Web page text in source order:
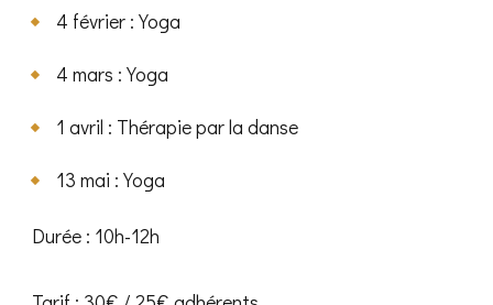
4 février : Yoga
4 mars : Yoga
1 avril : Thérapie par la danse
13 mai : Yoga
Durée : 10h-12h